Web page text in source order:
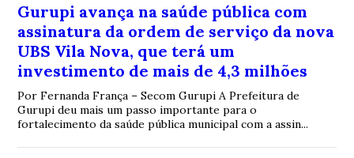
Gurupi avança na saúde pública com
assinatura da ordem de serviço da nova
UBS Vila Nova, que terá um
investimento de mais de 4,3 milhões
Por Fernanda França – Secom Gurupi A Prefeitura de
Gurupi deu mais um passo importante para o
fortalecimento da saúde pública municipal com a assin...